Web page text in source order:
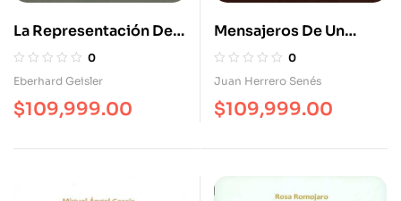
La Representación Del
Espacio En La Literatura
Española Del Siglo De
Oro
0
Eberhard Geisler
$109,999.00
Mensajeros De Un
Tiempo Nuevo.
Modernidad Y
Nihilismo En La
Literatura De
0
Juan Herrero Senés
$109,999.00